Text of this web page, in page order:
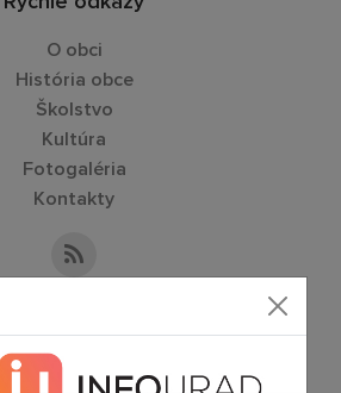
O obci
História obce
Školstvo
Kultúra
Fotogaléria
Kontakty
+421 57 788 84 90